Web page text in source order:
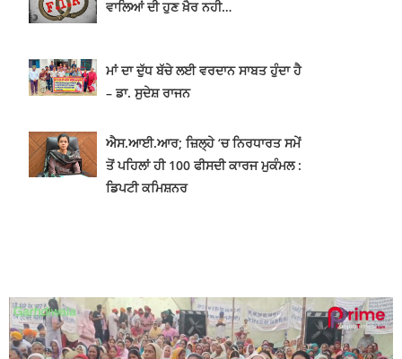
ਵਾਲਿਆਂ ਦੀ ਹੁਣ ਖ਼ੈਰ ਨਹੀ…
ਮਾਂ ਦਾ ਦੁੱਧ ਬੱਚੇ ਲਈ ਵਰਦਾਨ ਸਾਬਤ ਹੁੰਦਾ ਹੈ
– ਡਾ. ਸੁਦੇਸ਼ ਰਾਜਨ
ਐਸ.ਆਈ.ਆਰ; ਜ਼ਿਲ੍ਹੇ ‘ਚ ਨਿਰਧਾਰਤ ਸਮੇਂ
ਤੋਂ ਪਹਿਲਾਂ ਹੀ 100 ਫੀਸਦੀ ਕਾਰਜ ਮੁਕੰਮਲ :
ਡਿਪਟੀ ਕਮਿਸ਼ਨਰ